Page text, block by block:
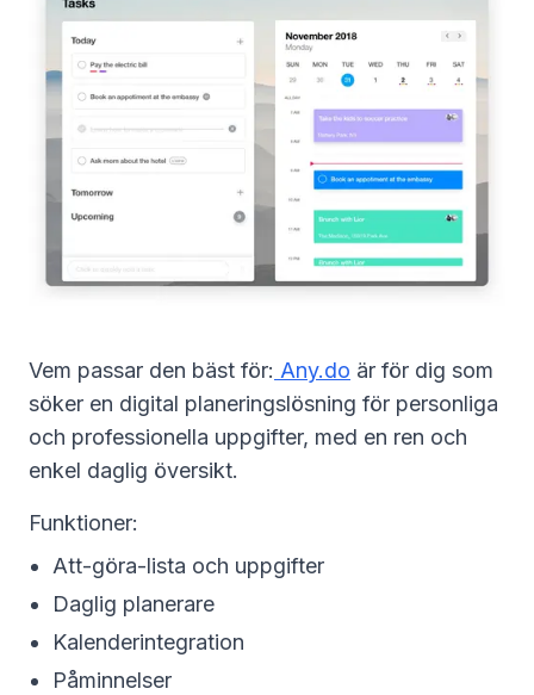
Vem passar den bäst för: Any.do är för dig som
söker en digital planeringslösning för personliga
och professionella uppgifter, med en ren och
enkel daglig översikt.
Funktioner:
Att-göra-lista och uppgifter
Daglig planerare
Kalenderintegration
Påminnelser